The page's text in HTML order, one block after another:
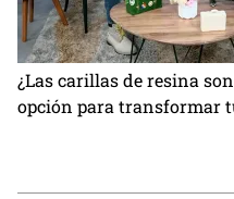
¿Las carillas de resina
opción para transformar